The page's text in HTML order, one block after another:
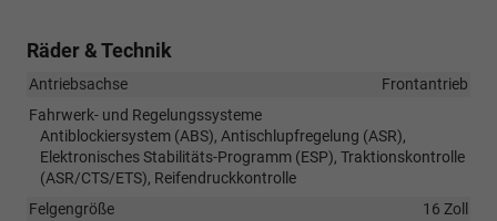
Räder & Technik
Antriebsachse
Frontantrieb
Fahrwerk- und Regelungssysteme
Antiblockiersystem (ABS), Antischlupfregelung (ASR),
Elektronisches Stabilitäts-Programm (ESP), Traktionskontrolle
(ASR/CTS/ETS), Reifendruckkontrolle
Felgengröße
16 Zoll